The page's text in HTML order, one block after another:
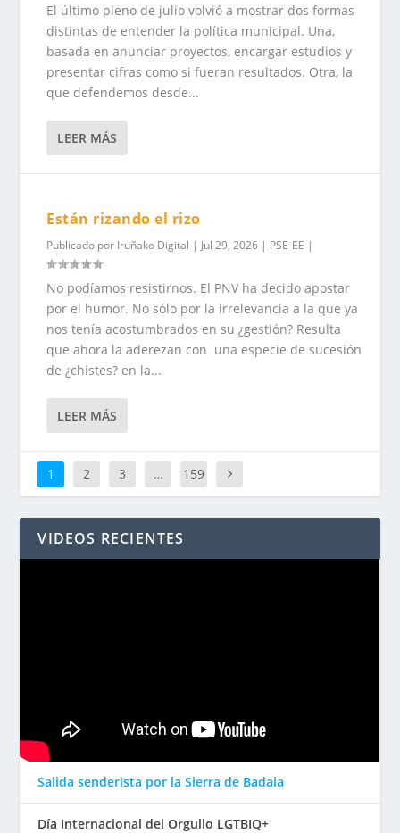
El último pleno de julio volvió a mostrar dos formas
distintas de entender la política municipal. Una,
basada en anunciar proyectos, encargar estudios y
presentar cifras como si fueran resultados. Otra, la
que defendemos desde...
LEER MÁS
Están rizando el rizo
Publicado por Iruñako Digital | Jul 29, 2026 | PSE-EE |
No podíamos resistirnos. El PNV ha decido apostar
por el humor. No sólo por la irrelevancia a la que ya
nos tenía acostumbrados en su ¿gestión? Resulta
que ahora la aderezan con una especie de sucesión
de ¿chistes? en la...
LEER MÁS
1 2 3 … 159
VIDEOS RECIENTES
Salida senderista por la Sierra de Badaia
Día Internacional del Orgullo LGTBIQ+